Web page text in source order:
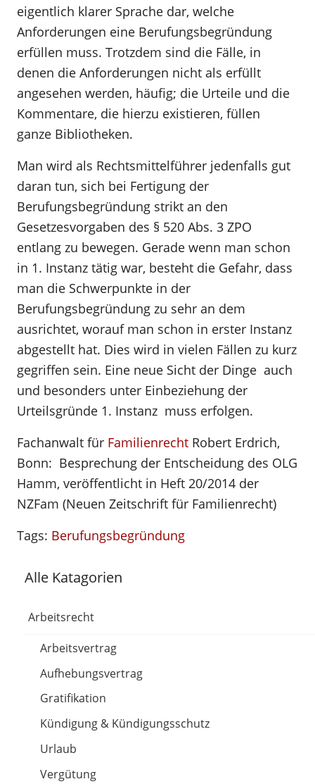
eigentlich klarer Sprache dar, welche
Anforderungen eine Berufungsbegründung
erfüllen muss. Trotzdem sind die Fälle, in
denen die Anforderungen nicht als erfüllt
angesehen werden, häufig; die Urteile und die
Kommentare, die hierzu existieren, füllen
ganze Bibliotheken.
Man wird als Rechtsmittelführer jedenfalls gut
daran tun, sich bei Fertigung der
Berufungsbegründung strikt an den
Gesetzesvorgaben des § 520 Abs. 3 ZPO
entlang zu bewegen. Gerade wenn man schon
in 1. Instanz tätig war, besteht die Gefahr, dass
man die Schwerpunkte in der
Berufungsbegründung zu sehr an dem
ausrichtet, worauf man schon in erster Instanz
abgestellt hat. Dies wird in vielen Fällen zu kurz
gegriffen sein. Eine neue Sicht der Dinge  auch
und besonders unter Einbeziehung der
Urteilsgründe 1. Instanz  muss erfolgen.
Fachanwalt für Familienrecht Robert Erdrich,
Bonn: Besprechung der Entscheidung des OLG
Hamm, veröffentlicht in Heft 20/2014 der
NZFam (Neuen Zeitschrift für Familienrecht)
Tags: Berufungsbegründung
Alle Katagorien
Arbeitsrecht
Arbeitsvertrag
Aufhebungsvertrag
Gratifikation
Kündigung & Kündigungsschutz
Urlaub
Vergütung